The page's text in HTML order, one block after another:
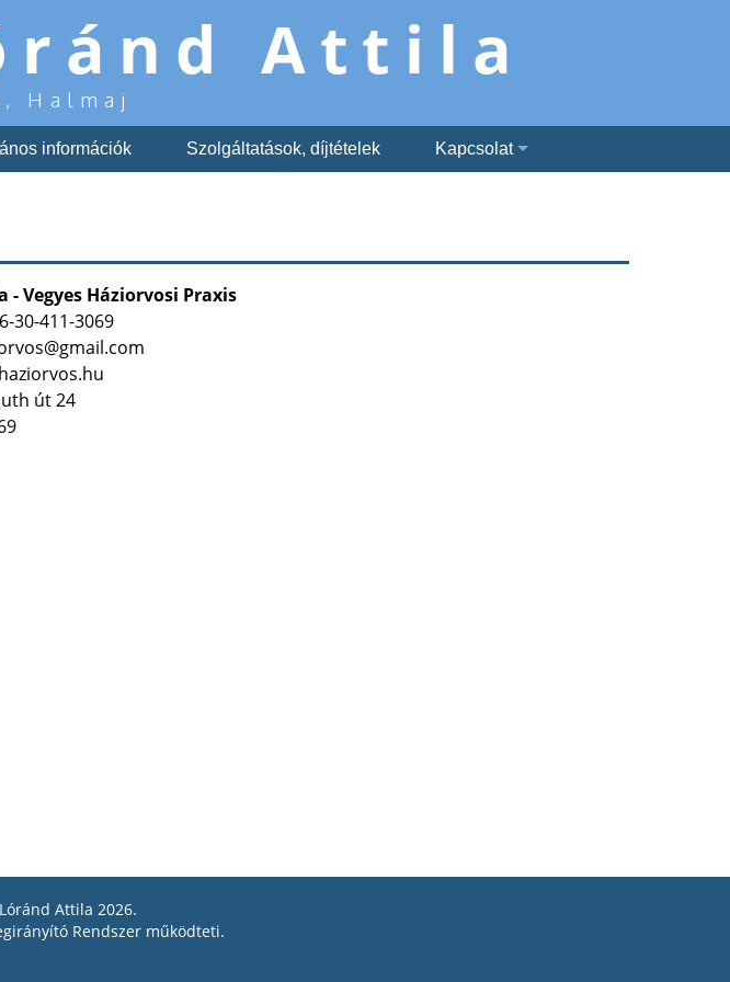
Attila
Halmaj
információk Szolgáltatások, díjtételek Kapcsolat
Vegyes Háziorvosi Praxis
30-411-3069
út 24
Attila 2026.
Rendszerműködteti.